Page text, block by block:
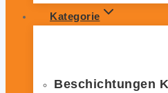
Kategorie
Beschichtungen